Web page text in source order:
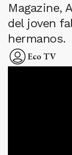
Magazine,
del joven
hermanos.
Eco TV